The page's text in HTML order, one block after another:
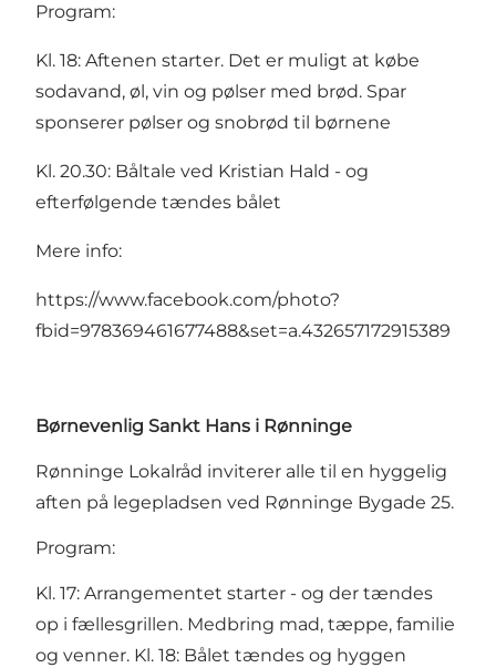
Program:
Kl. 18: Aftenen starter. Det er muligt at købe
sodavand, øl, vin og pølser med brød. Spar
sponserer pølser og snobrød til børnene
Kl. 20.30: Båltale ved Kristian Hald - og
efterfølgende tændes bålet
Mere info:
https://www.facebook.com/photo?
fbid=978369461677488&set=a.432657172915389
Børnevenlig Sankt Hans i Rønninge
Rønninge Lokalråd inviterer alle til en hyggelig
aften på legepladsen ved Rønninge Bygade 25.
Program:
Kl. 17: Arrangementet starter - og der tændes
op i fællesgrillen. Medbring mad, tæppe, familie
og venner. Kl. 18: Bålet tændes og hyggen